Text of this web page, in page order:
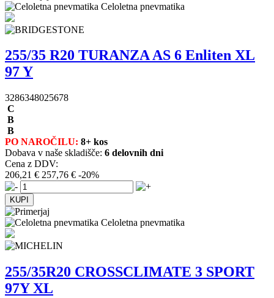
Celoletna pnevmatika
255/35 R20 TURANZA AS 6 Enliten XL
97 Y
3286348025678
C
B
B
PO NAROČILU: 8+ kos
Dobava v naše skladišče: 6 delovnih dni
Cena z DDV:
206,21 € 257,76 € -20%
Celoletna pnevmatika
255/35R20 CROSSCLIMATE 3 SPORT
97Y XL